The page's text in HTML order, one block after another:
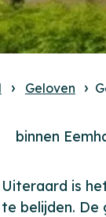
Geloven
binnen
Uiteraard is
te belijden.